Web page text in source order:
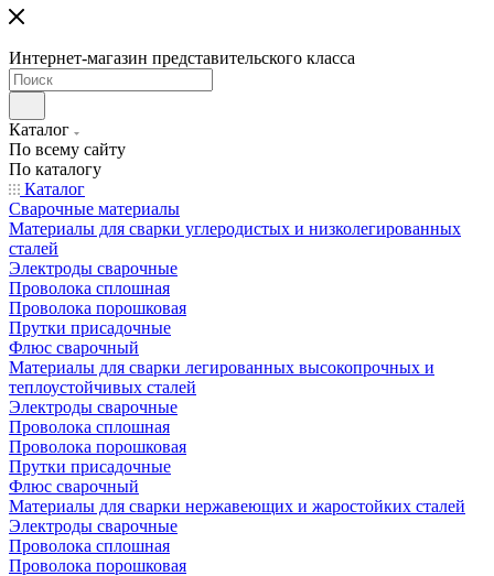
Интернет-магазин представительского класса
Каталог
По всему сайту
По каталогу
Каталог
Сварочные материалы
Материалы для сварки углеродистых и низколегированных
сталей
Электроды сварочные
Проволока сплошная
Проволока порошковая
Прутки присадочные
Флюс сварочный
Материалы для сварки легированных высокопрочных и
теплоустойчивых сталей
Электроды сварочные
Проволока сплошная
Проволока порошковая
Прутки присадочные
Флюс сварочный
Материалы для сварки нержавеющих и жаростойких сталей
Электроды сварочные
Проволока сплошная
Проволока порошковая